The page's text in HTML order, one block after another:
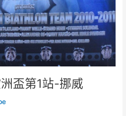
盃第1站-挪威